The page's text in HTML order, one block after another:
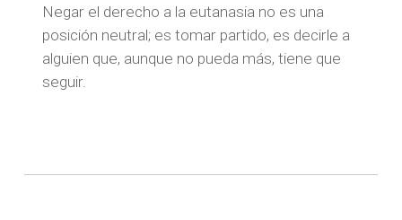
Negar el derecho a la eutanasia no es una
posición neutral; es tomar partido, es decirle a
alguien que, aunque no pueda más, tiene que
seguir.